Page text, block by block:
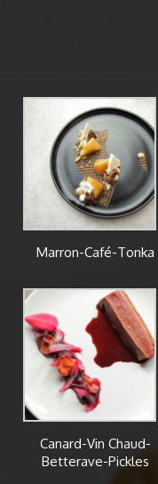
Marron-Café-Tonka
Canard-Vin Chaud-
Betterave-Pickles